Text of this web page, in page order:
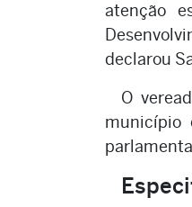
atenção
declarou
O
município